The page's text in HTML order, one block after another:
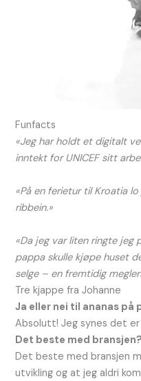
Funfacts
«Jeg har holdt et digitalt
inntekt for UNICEF sitt
«På en ferietur til Kroatia
ribbein.»
«Da jeg var liten ringte jeg
pappa skulle kjøpe huset
selge – en fremtidig
Tre kjappe fra Johanne
Ja eller nei til ananas på
Absolutt! Jeg synes det
Det beste med bransjen?
Det beste med bransjen
utvikling og at jeg aldri